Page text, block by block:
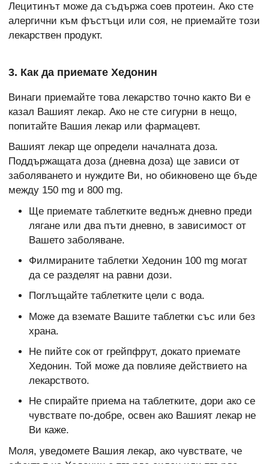
Лецитинът може да съдържа соев протеин. Ако сте
алергични към фъстъци или соя, не приемайте този
лекарствен продукт.
3. Как да приемате Хедонин
Винаги приемайте това лекарство точно както Ви е
казал Вашият лекар. Ако не сте сигурни в нещо,
попитайте Вашия лекар или фармацевт.
Вашият лекар ще определи началната доза.
Поддържащата доза (дневна доза) ще зависи от
заболяването и нуждите Ви, но обикновено ще бъде
между 150 mg и 800 mg.
Ще приемате таблетките веднъж дневно преди
лягане или два пъти дневно, в зависимост от
Вашето заболяване.
Филмираните таблетки Хедонин 100 mg могат
да се разделят на равни дози.
Поглъщайте таблетките цели с вода.
Може да вземате Вашите таблетки със или без
храна.
Не пийте сок от грейпфрут, докато приемате
Хедонин. Той може да повлияе действието на
лекарството.
Не спирайте приема на таблетките, дори ако се
чувствате по-добре, освен ако Вашият лекар не
Ви каже.
Моля, уведомете Вашия лекар, ако чувствате, че